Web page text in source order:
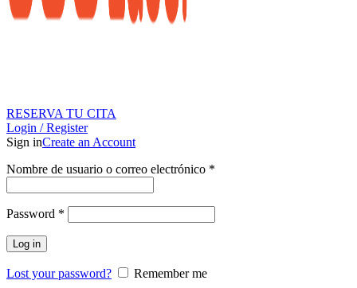
RESERVA TU CITA
Login / Register
Sign inCreate an Account
Nombre de usuario o correo electrónico *
Password *
Log in
Lost your password?
Remember me